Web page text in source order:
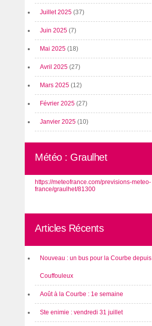
Juillet 2025 (37)
Juin 2025 (7)
Mai 2025 (18)
Avril 2025 (27)
Mars 2025 (12)
Février 2025 (27)
Janvier 2025 (10)
Météo : Graulhet
https://meteofrance.com/previsions-meteo-
france/graulhet/81300
Articles Récents
Nouveau : un bus pour la Courbe depuis
Couffouleux
Août à la Courbe : 1e semaine
Ste enimie : vendredi 31 juillet